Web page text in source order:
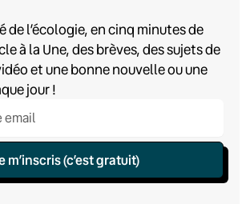
de l’écologie, en cinq minutes de
à la Une, des brèves, des sujets de
et une bonne nouvelle ou une
jour !
m’inscris (c’est gratuit)